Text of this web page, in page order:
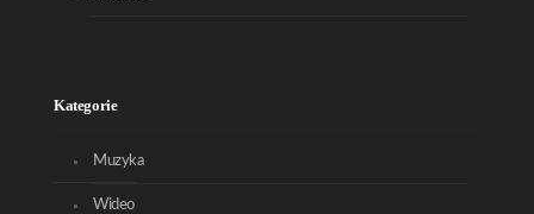
Kategorie
Muzyka
Wideo